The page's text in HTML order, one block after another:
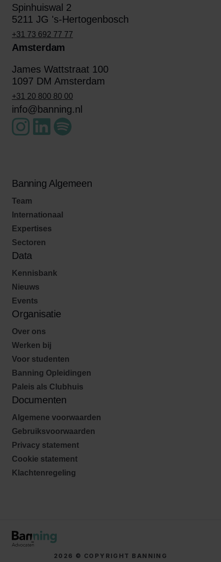
Spinhuiswal 2
5211 JG 's-Hertogenbosch
+31 73 692 77 77
Amsterdam
James Wattstraat 100
1097 DM Amsterdam
+31 20 800 80 00
info@banning.nl
Banning Algemeen
Team
Internationaal
Expertises
Sectoren
Data
Kennisbank
Nieuws
Events
Organisatie
Over ons
Werken bij
Voor studenten
Banning Opleidingen
Paleis als Clubhuis
Documenten
Algemene voorwaarden
Gebruiksvoorwaarden
Privacy statement
Cookie statement
Klachtenregeling
2026 © COPYRIGHT BANNING